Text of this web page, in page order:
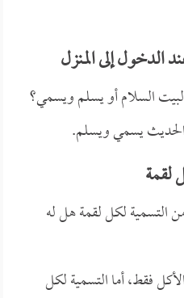
الدخول إلى المنزل
السلام أو يسلم ويسمي؟
الحديث يسمي ويسلم.
لقمة
التسمية لكل لقمة هل له
فقط، أما التسمية لكل